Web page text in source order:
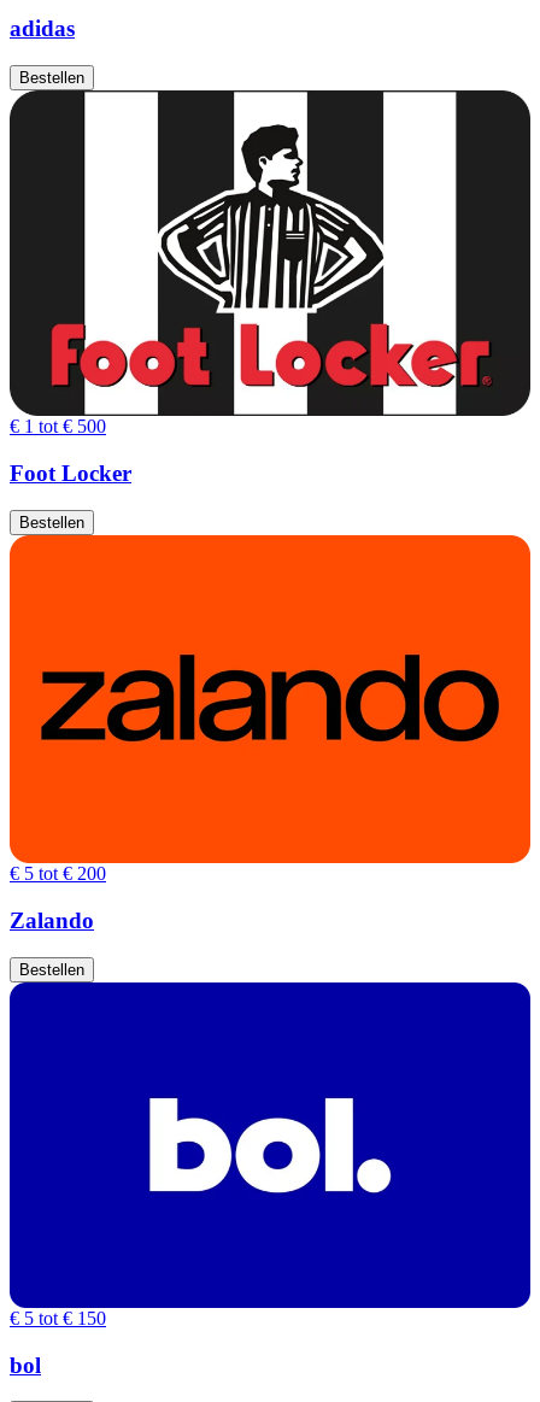
adidas
Bestellen
€ 1 tot € 500
Foot Locker
Bestellen
€ 5 tot € 200
Zalando
Bestellen
€ 5 tot € 150
bol